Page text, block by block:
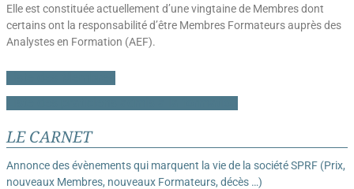
Elle est constituée actuellement d’une vingtaine de Membres dont
certains ont la responsabilité d’être Membres Formateurs auprès des
Analystes en Formation (AEF).
LE CARNET
Annonce des évènements qui marquent la vie de la société SPRF (Prix,
nouveaux Membres, nouveaux Formateurs, décès …)